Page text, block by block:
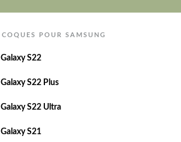
COQUES POUR SAMSUNG
Galaxy S22
Galaxy S22 Plus
Galaxy S22 Ultra
Galaxy S21